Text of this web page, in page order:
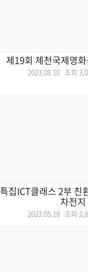
제19회 제천국제영
2023.08.10 조회
특집ICT클래스 2부 친
차전지
2023.05.18 조회